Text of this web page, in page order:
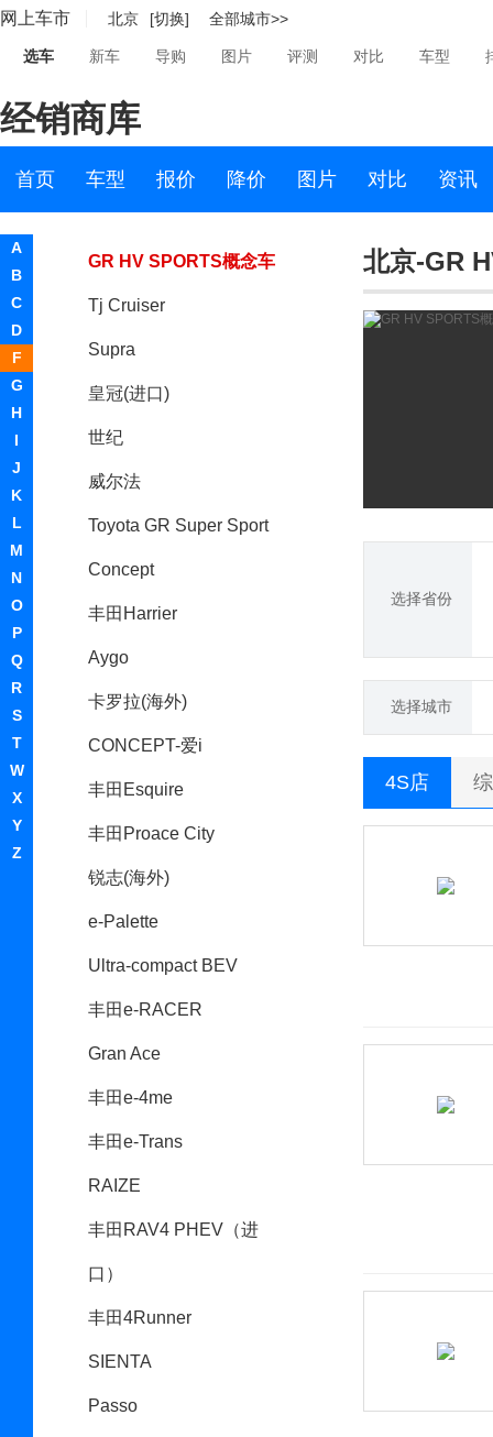
网上车市 北京 [切换] 全部城市>>
选车 新车 导购 图片 评测 对比 车型
经销商库
首页 车型 报价 降价 图片 对比 资讯
A
B
C
D
F
G
H
I
J
K
L
M
N
O
P
Q
R
S
T
W
X
Y
Z
Concept
LCV D-Cargo Concept
Concept-i Ride概念车
GR HV SPORTS概念车
Tj Cruiser
Supra
皇冠(进口)
世纪
威尔法
Toyota GR Super Sport
Concept
丰田Harrier
Aygo
卡罗拉(海外)
CONCEPT-爱i
丰田Esquire
丰田Proace City
锐志(海外)
e-Palette
Ultra-compact BEV
丰田e-RACER
Gran Ace
丰田e-4me
丰田e-Trans
RAIZE
丰田RAV4 PHEV（进
口）
丰田4Runner
SIENTA
Passo
北京-GR
选择省份
选择城市
4S店